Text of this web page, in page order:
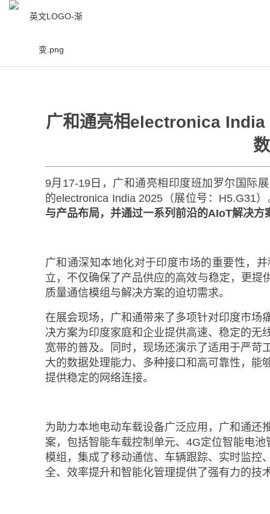
广和通亮相electronica India
9月17-19日，广和通亮相印度班加罗尔国际
的electronica India 2025（展位号：H5.G31）
与产品布局，并通过一系列前沿的AIoT解决
广和通深知本地化对于印度市场的重要性，
立，不仅确保了产品供应的高效与稳定，更
质量通信模组与解决方案的迫切需求。
在展会现场，广和通带来了多项针对印度市场
决方案为印度家庭和企业提供高速、稳定的无
宽带的普及。同时，现场还演示了适用于严苛
大的数据处理能力、多种接口和高可靠性，能
提供稳定的网络连接。
为助力本地电动车载设备广泛应用，广和通还
案，包括智能车载控制单元、4G定位智能电
模组，集成了移动通信、车辆跟踪、实时监控
全、效率提升和智能化管理提供了强有力的技